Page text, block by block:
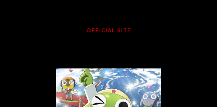
OFFICIAL SITE